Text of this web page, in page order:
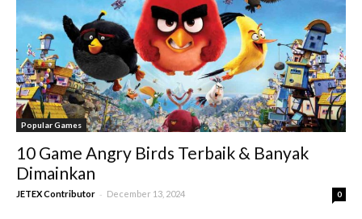
Popular Games
10 Game Angry Birds Terbaik & Banyak
Dimainkan
JETEX Contributor - December 13, 2024 0